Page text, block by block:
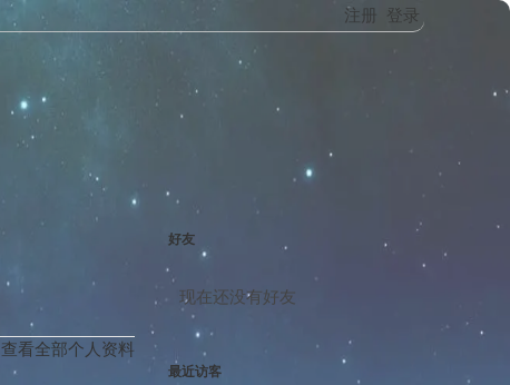
注册 登录
查看全部个人资料
好友
现在还没有好友
最近访客